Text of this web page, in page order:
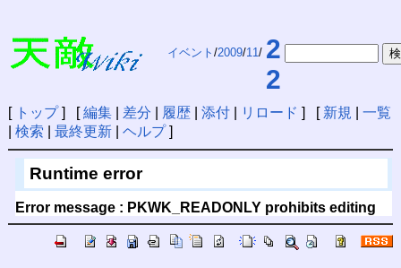
イベント /2009/11/ 2
2
[ トップ] [編集| 差分 履歴| 添付| リロード ] [ 新規
一覧
検索 最終更新| ヘルプ]
Runtime error
Error message : PKWK_READONLY prohibits editing